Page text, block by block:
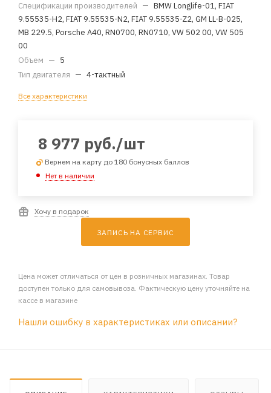
Спецификации производителей — BMW Longlife-01, FIAT
9.55535-H2, FIAT 9.55535-N2, FIAT 9.55535-Z2, GM LL-B-025,
MB 229.5, Porsche A40, RN0700, RN0710, VW 502 00, VW 505
00
Объем — 5
Тип двигателя — 4-тактный
Все характеристики
8 977 руб./шт
Вернем на карту до 180 бонусных баллов
Нет в наличии
Хочу в подарок
ЗАПИСЬ НА СЕРВИС
Цена может отличаться от цен в розничных магазинах. Товар
доступен только для самовывоза. Фактическую цену уточняйте на
кассе в магазине
Нашли ошибку в характеристиках или описании?